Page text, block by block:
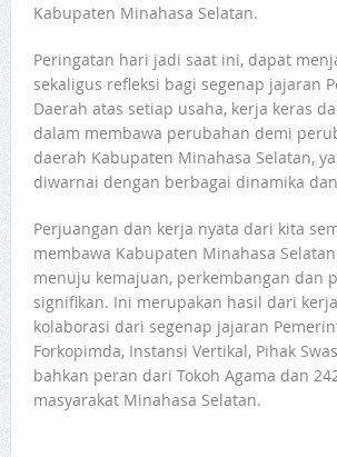
Kabupaten Minahasa Selatan.
Peringatan hari jadi saat ini, dapat
sekaligus refleksi bagi segenap jajaran
Daerah atas setiap usaha, kerja keras
dalam membawa perubahan demi
daerah Kabupaten Minahasa Selatan,
diwarnai dengan berbagai dinamika
Perjuangan dan kerja nyata dari kita
membawa Kabupaten Minahasa
menuju kemajuan, perkembangan dan
signifikan. Ini merupakan hasil dari
kolaborasi dari segenap jajaran
Forkopimda, Instansi Vertikal, Pihak
bahkan peran dari Tokoh Agama dan
masyarakat Minahasa Selatan.